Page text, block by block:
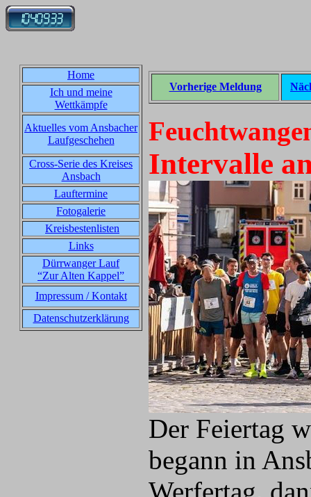
Home
Ich und meine
Wettkämpfe
Aktuelles vom Ansbacher
Laufgeschehen
Cross-Serie des Kreises
Ansbach
Lauftermine
Fotogalerie
Kreisbestenlisten
Links
Dürrwanger Lauf
“Zur Alten Kappel”
Impressum / Kontakt
Datenschutzerklärung
Vorherige Meldung
Intervalle
Der Feiertag
begann in